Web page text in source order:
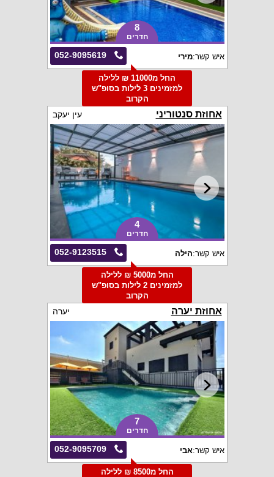
8
חדרים
052-9095619 איש קשר:מירי
החל מ11000 ₪ ללילה
למזמינים 3 לילות בסופ"ש
הקרוב
אחוזת סנטוריני עין יעקב
4
חדרים
052-9123515 איש קשר:הילה
החל מ5000 ₪ ללילה
למזמינים 2 לילות בסופ"ש
הקרוב
אחוזת יערה יערה
7
חדרים
052-9095709 איש קשר:אבי
החל מ8500 ₪ ללילה